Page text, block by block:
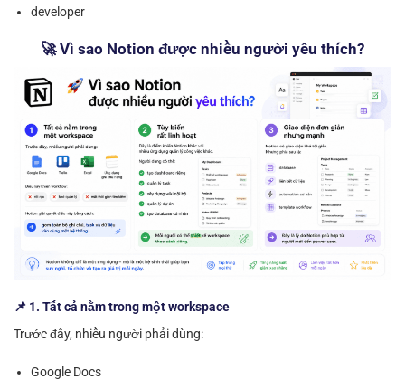
developer
🚀 Vì sao Notion được nhiều người yêu thích?
📌 1. Tất cả nằm trong một workspace
Trước đây, nhiều người phải dùng:
Google Docs